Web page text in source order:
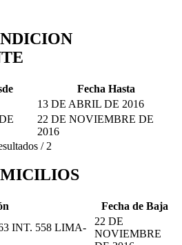
Fecha Hasta
13 DE ABRIL DE 2016
22 DE NOVIEMBRE DE
2016
/ 2
Fecha de Baja
INT. 558 LIMA-
22 DE
NOVIEMBRE